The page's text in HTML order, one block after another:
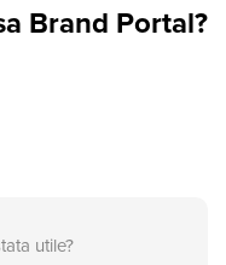
Brand Portal?
utile?